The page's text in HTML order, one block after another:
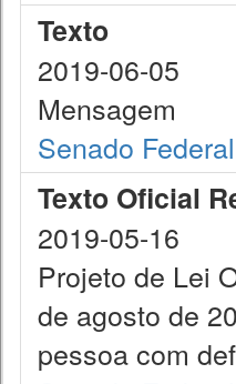
Texto
2019-06-05
Mensagem
Senado Federal
Texto Oficial
2019-05-16
Projeto de Lei
de agosto de
pessoa com